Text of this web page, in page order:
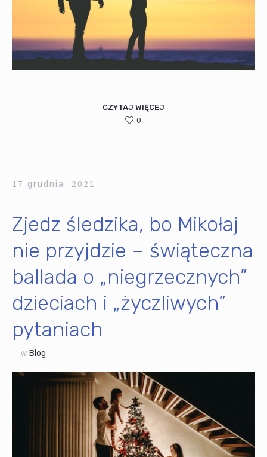
CZYTAJ WIĘCEJ
0
17 grudnia, 2021
Zjedz śledzika, bo Mikołaj
nie przyjdzie – świąteczna
ballada o „niegrzecznych”
dzieciach i „życzliwych”
pytaniach
w Blog